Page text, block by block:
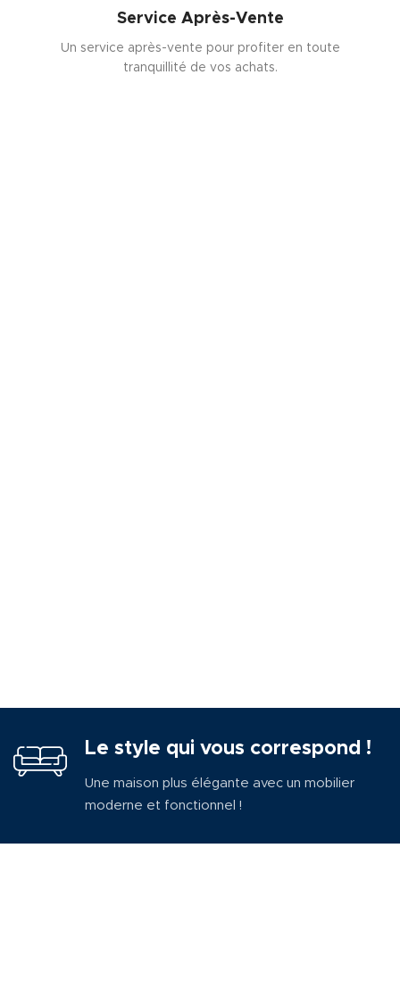
Service Après-Vente
Un service après-vente pour profiter en toute
tranquillité de vos achats.
Le style qui vous correspond !
Une maison plus élégante avec un mobilier
moderne et fonctionnel !